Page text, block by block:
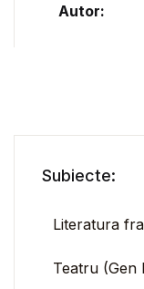
Autor:
Subiecte:
Literatura
Teatru (Gen